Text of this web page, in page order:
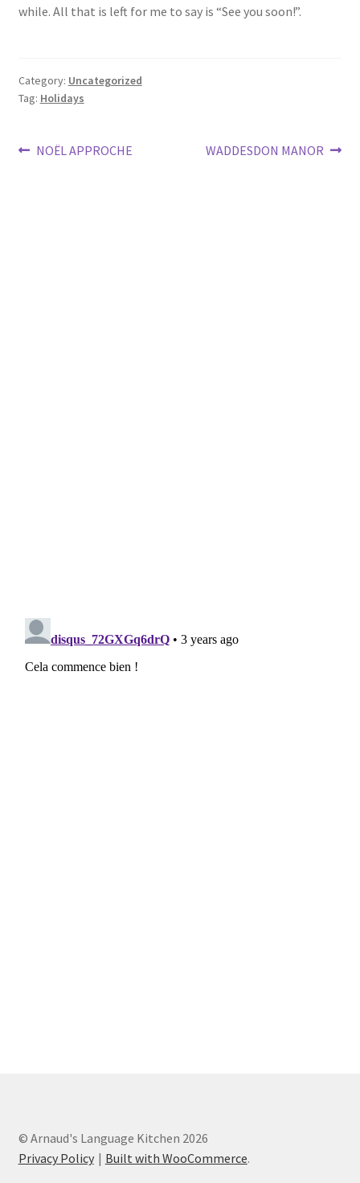
while. All that is left for me to say is “See you soon!”.
Category: Uncategorized
Tag: Holidays
Post
Previous
NOËL APPROCHE
Next
WADDESDON MANOR
© Arnaud's Language Kitchen 2026
Privacy Policy
Built with WooCommerce.